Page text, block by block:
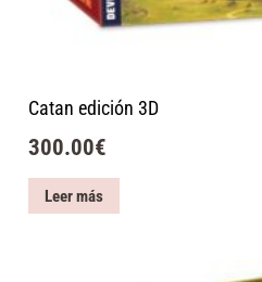
Catan edición 3D
300.00€
Leer más